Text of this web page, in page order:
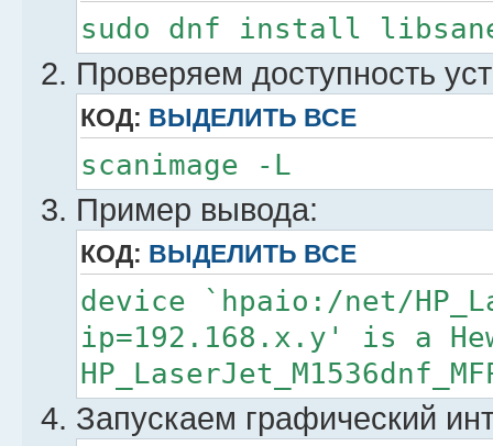
sudo dnf install
Проверяем доступность
КОД: ВЫДЕЛИТЬ ВСЕ
scanimage -L
Пример вывода:
КОД: ВЫДЕЛИТЬ ВСЕ
device `hpaio:/net/
ip=192.168.x.y' is a
Запускаем графический